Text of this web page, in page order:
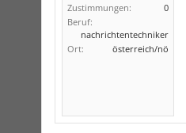
Zustimmungen:
0
Beruf:
nachrichtentechniker
Ort:
österreich/nö